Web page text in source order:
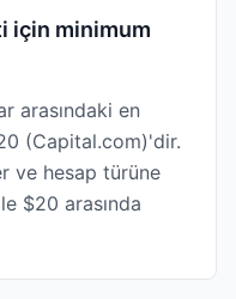
için minimum
arasındaki en
(Capital.com)'dir.
ve hesap türüne
$20 arasında